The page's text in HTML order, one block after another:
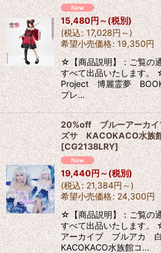
15,480円～(税別)
(税込: 17,028円～)
希望小売価格: 19,350円
☆【商品説明】：ご覧の
すべて出品いたします。
Project 博麗霊夢
プレ…
20%off ブルーアーカ
ズサ KACOKACO水族
[CG2138LRY]
19,440円～(税別)
(税込: 21,384円～)
希望小売価格: 24,300円
☆【商品説明】：ご覧の
すべて出品いたします。
アーカイブ ブルアカ
KACOKACO水族館コ…